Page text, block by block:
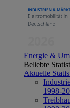
Energie &
Beliebte
Aktuelle
1998-